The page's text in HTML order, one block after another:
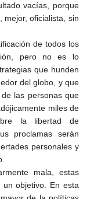
vacías, porque
mejor, oficialista, sin
de todos los
pero no es lo
que hunden
del globo, y que
las personas que
miles de
la libertad de
proclamas serán
personales y
mala, estas
objetivo. En esta